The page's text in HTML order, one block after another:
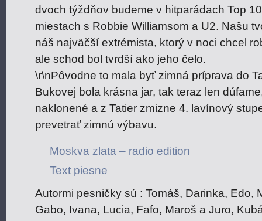
dvoch týždňov budeme v hitparádach Top
miestach s Robbie Williamsom a U2. Našu
náš najväčší extrémista, ktorý v noci chcel
ale schod bol tvrdší ako jeho čelo.
\r\nPôvodne to mala byť zimná príprava do
Bukovej bola krásna jar, tak teraz len
naklonené a z Tatier zmizne 4. lavínový
prevetrať zimnú výbavu.
Moskva zlata – radio edition
Text piesne
Autormi pesničky sú : Tomáš, Darinka, Edo,
Gabo, Ivana, Lucia, Fafo, Maroš a Juro,